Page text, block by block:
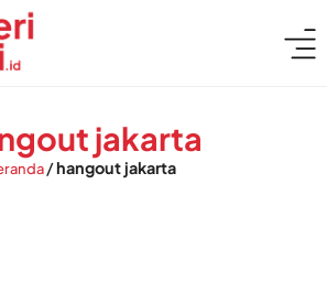
jakarta
/hangout jakarta